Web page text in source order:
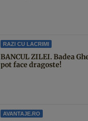
RAZI CU LACRIMI
BANCUL ZILEI. Badea
pot face dragoste!
AVANTAJE.RO